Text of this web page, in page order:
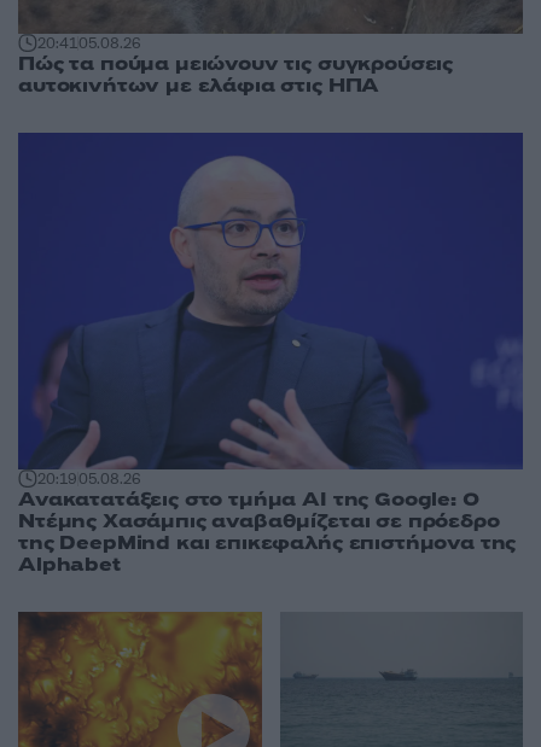
20:4105.08.26
Πώς τα πούμα μειώνουν τις συγκρούσεις
αυτοκινήτων με ελάφια στις ΗΠΑ
20:1905.08.26
Ανακατατάξεις στο τμήμα AI της Google: Ο
Ντέμης Χασάμπις αναβαθμίζεται σε πρόεδρο
της DeepMind και επικεφαλής επιστήμονα της
Alphabet